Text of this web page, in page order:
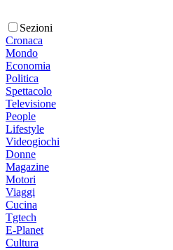
Sezioni
Cronaca
Mondo
Economia
Politica
Spettacolo
Televisione
People
Lifestyle
Videogiochi
Donne
Magazine
Motori
Viaggi
Cucina
Tgtech
E-Planet
Cultura